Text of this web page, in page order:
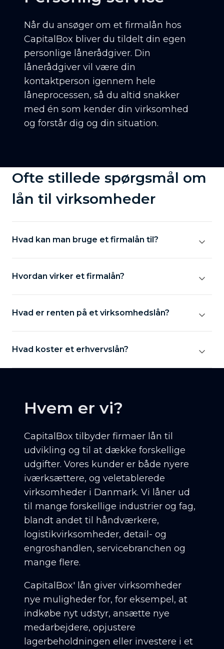
Når du ansøger om et firmalån hos
CapitalBox bliver du tildelt din egen
personlige lånerådgiver. Din
lånerådgiver vil være din
kontaktperson igennem hele
låneprocessen, så du altid snakker
med én som kender din virksomhed
og forstår dig og din situation.
Ofte stillede spørgsmål om
lån til virksomheder
Hvad kan man bruge et firmalån til?
Hvordan virker et firmalån?
Hvad er renten på et virksomhedslån?
Hvad koster et erhvervslån?
Hvem er vi?
CapitalBox tilbyder firmaer lån til
udvikling og til at dække forskellige
udgifter. Vores kunder er både nyere
iværksættere, og veletablerede
virksomheder i Danmark. Vi låner ud
til mange forskellige industrier og fag,
blandt andet til håndværkere,
logistikvirksomheder, detail- og
engroshandlen, servicebranchen og
mange flere.
CapitalBox' lån giver virksomheder
nye muligheder for, for eksempel, at
indkøbe nyt udstyr, ansætte nye
medarbejdere, opjustere
lagerbeholdningen eller investere i et